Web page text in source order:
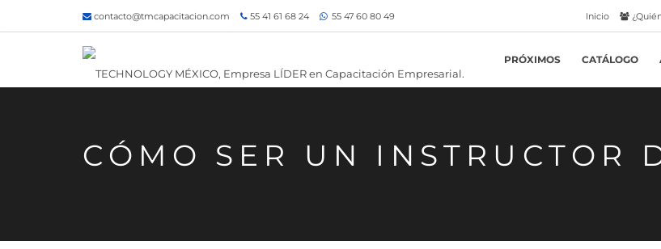
contacto@tmcapacitacion.com 55 41 61 68 24 55 47 60 80 49 Inicio
PRÓXIMOS CATÁLOGO
CÓMO SER UN INSTRUCTOR